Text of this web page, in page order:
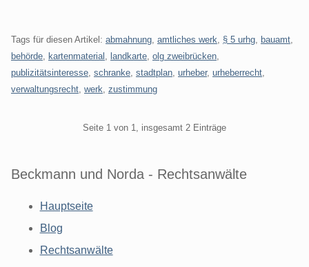
Tags für diesen Artikel: abmahnung amtliches werk § 5 urhg bauamt
behörde
kartenmaterial landkarte olg zweibrücken
publizitätsinteresse schranke stadtplan urheber, urheberrecht
verwaltungsrecht werk zustimmung
Seite 1 von 1, insgesamt 2 Einträge
Beckmann und Norda - Rechtsanwälte
Hauptseite
Blog
Rechtsanwälte